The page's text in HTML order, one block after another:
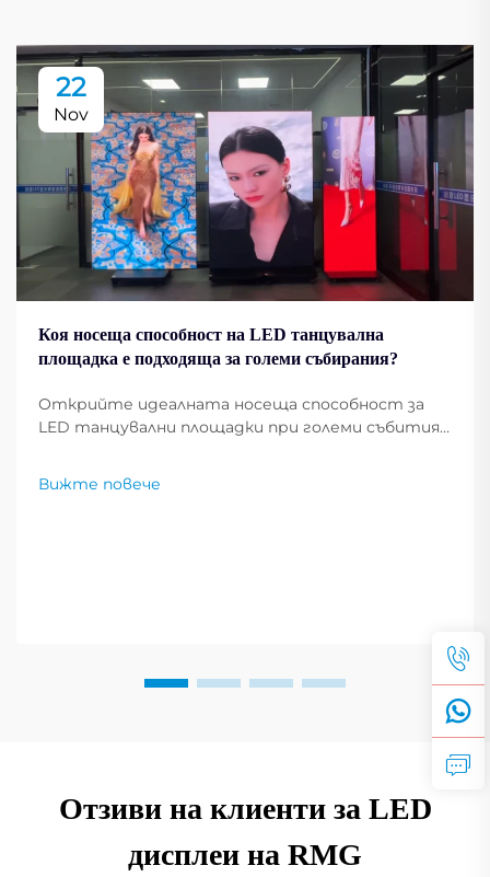
22
Nov
Коя носеща способност на LED танцувална
площадка е подходяща за големи събирания?
Открийте идеалната носеща способност за
LED танцувални площадки при големи събития.
висока производителност при интензивна
Вижте повече
Отзиви на клиенти за LED
дисплеи на RMG